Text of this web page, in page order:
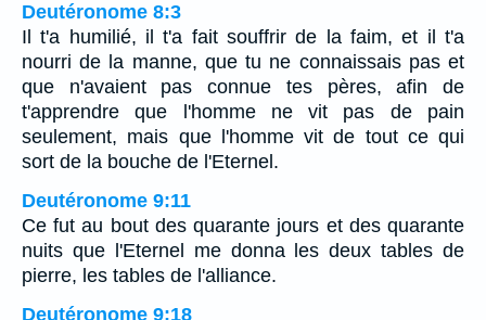
Deutéronome 8:3
Il t'a humilié, il t'a fait souffrir de la faim, et il t'a
nourri de la manne, que tu ne connaissais pas et
que n'avaient pas connue tes pères, afin de
t'apprendre que l'homme ne vit pas de pain
seulement, mais que l'homme vit de tout ce qui
sort de la bouche de l'Eternel.
Deutéronome 9:11
Ce fut au bout des quarante jours et des quarante
nuits que l'Eternel me donna les deux tables de
pierre, les tables de l'alliance.
Deutéronome 9:18